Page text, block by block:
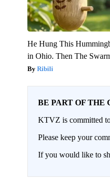
He Hung This
in Ohio. Then The
Ribili
BE PART OF THE
KTVZ is committed
Please keep your
If you would like to